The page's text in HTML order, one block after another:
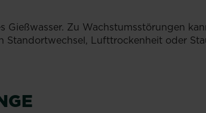
Zu Wachstumsstörungen
Lufttrockenheit oder